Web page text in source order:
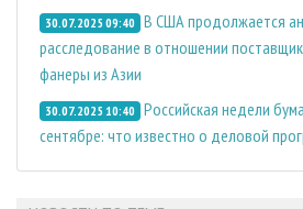
30.07.2025 09:40 В США продолжается
расследование в отношении
фанеры из Азии
30.07.2025 10:40 Российская недели
сентябре: что известно о деловой